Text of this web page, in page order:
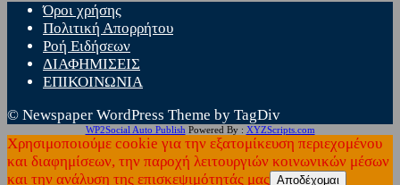
Όροι χρήσης
Πολιτική Απορρήτου
Ροή Ειδήσεων
ΔΙΑΦΗΜΙΣΕΙΣ
ΕΠΙΚΟΙΝΩΝΙΑ
© Newspaper WordPress Theme by TagDiv
WP2Social Auto Publish Powered By : XYZScripts.com
Χρησιμοποιούμε cookie για την εξατομίκευση περιεχομένου
και διαφημίσεων, την παροχή λειτουργιών κοινωνικών μέσων
και την ανάλυση της επισκεψιμότητάς μας Αποδέχομαι